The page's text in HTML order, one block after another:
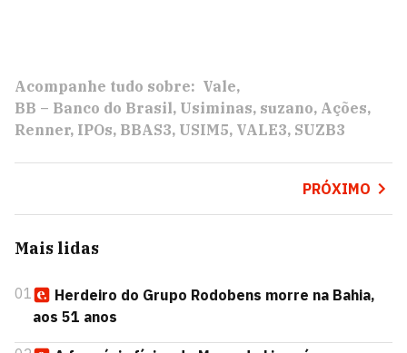
Acompanhe tudo sobre: Vale
BB – Banco do Brasil Usiminas suzano Ações
Renner IPOs BBAS3 USIM5 VALE3 SUZB3
PRÓXIMO
Mais lidas
01
Herdeiro do Grupo Rodobens morre na Bahia,
aos 51 anos